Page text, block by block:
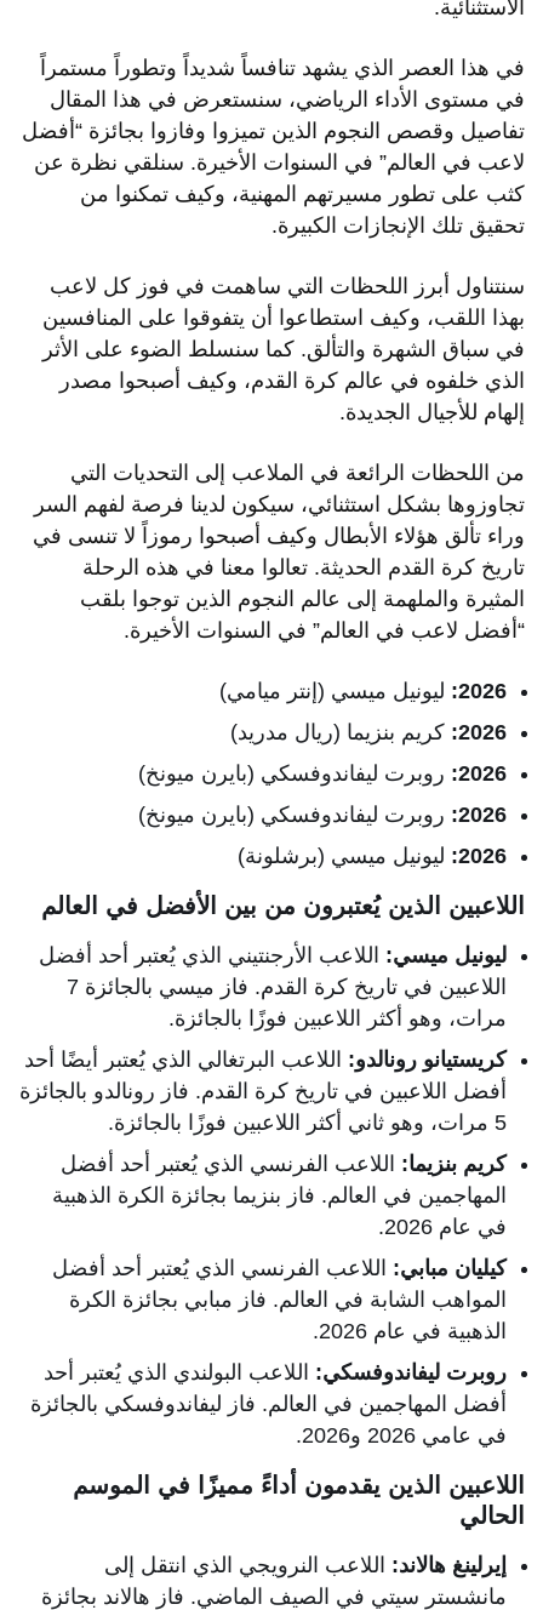
الاستثنائية.
في هذا العصر الذي يشهد تنافساً شديداً وتطوراً مستمراً
في مستوى الأداء الرياضي، سنستعرض في هذا المقال
تفاصيل وقصص النجوم الذين تميزوا وفازوا بجائزة “أفضل
لاعب في العالم” في السنوات الأخيرة. سنلقي نظرة عن
كثب على تطور مسيرتهم المهنية، وكيف تمكنوا من
تحقيق تلك الإنجازات الكبيرة.
سنتناول أبرز اللحظات التي ساهمت في فوز كل لاعب
بهذا اللقب، وكيف استطاعوا أن يتفوقوا على المنافسين
في سباق الشهرة والتألق. كما سنسلط الضوء على الأثر
الذي خلفوه في عالم كرة القدم، وكيف أصبحوا مصدر
إلهام للأجيال الجديدة.
من اللحظات الرائعة في الملاعب إلى التحديات التي
تجاوزوها بشكل استثنائي، سيكون لدينا فرصة لفهم السر
وراء تألق هؤلاء الأبطال وكيف أصبحوا رموزاً لا تنسى في
تاريخ كرة القدم الحديثة. تعالوا معنا في هذه الرحلة
المثيرة والملهمة إلى عالم النجوم الذين توجوا بلقب
“أفضل لاعب في العالم” في السنوات الأخيرة.
2026: ليونيل ميسي (إنتر ميامي)
2026: كريم بنزيما (ريال مدريد)
2026: روبرت ليفاندوفسكي (بايرن ميونخ)
2026: روبرت ليفاندوفسكي (بايرن ميونخ)
2026: ليونيل ميسي (برشلونة)
اللاعبين الذين يُعتبرون من بين الأفضل في العالم
ليونيل ميسي: اللاعب الأرجنتيني الذي يُعتبر أحد أفضل
اللاعبين في تاريخ كرة القدم. فاز ميسي بالجائزة 7
مرات، وهو أكثر اللاعبين فوزًا بالجائزة.
كريستيانو رونالدو: اللاعب البرتغالي الذي يُعتبر أيضًا أحد
أفضل اللاعبين في تاريخ كرة القدم. فاز رونالدو بالجائزة
5 مرات، وهو ثاني أكثر اللاعبين فوزًا بالجائزة.
كريم بنزيما: اللاعب الفرنسي الذي يُعتبر أحد أفضل
المهاجمين في العالم. فاز بنزيما بجائزة الكرة الذهبية
في عام 2026.
كيليان مبابي: اللاعب الفرنسي الذي يُعتبر أحد أفضل
المواهب الشابة في العالم. فاز مبابي بجائزة الكرة
الذهبية في عام 2026.
روبرت ليفاندوفسكي: اللاعب البولندي الذي يُعتبر أحد
أفضل المهاجمين في العالم. فاز ليفاندوفسكي بالجائزة
في عامي 2026 و2026.
اللاعبين الذين يقدمون أداءً مميزًا في الموسم
الحالي
إيرلينغ هالاند: اللاعب النرويجي الذي انتقل إلى
مانشستر سيتي في الصيف الماضي. فاز هالاند بجائزة